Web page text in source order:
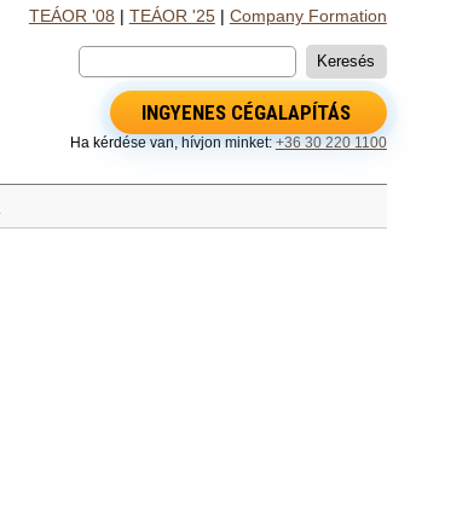
TEÁOR '08 TEÁOR '25| Company Formation
INGYENES CÉGALAPÍTÁS
Ha kérdése van, hívjon minket: +36 30 220 1100